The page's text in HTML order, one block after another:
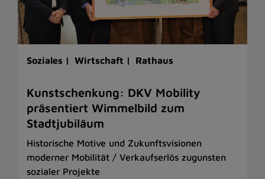
Soziales | Wirtschaft | Rathaus
Kunstschenkung: DKV Mobility
präsentiert Wimmelbild zum
Stadtjubiläum
Historische Motive und Zukunftsvisionen
moderner Mobilität / Verkaufserlös zugunsten
sozialer Projekte